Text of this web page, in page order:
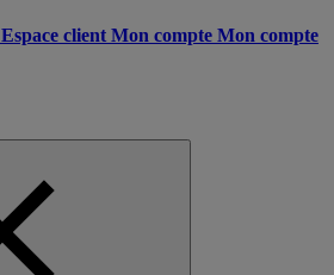
Espace client Mon compte Mon compte